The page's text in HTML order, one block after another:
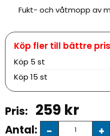
Fukt- och våtmopp av
Köp 5 st
Köp 15 st
259 kr
Antal: +
-